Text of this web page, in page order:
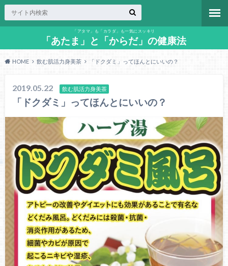
「アタマ」も「カラダ」も一気にスッキリ
「あたま」と「からだ」の健康法
HOME 飲む肌活力身美茶 「ドクダミ」ってほんとにいいの？
2019.05.22 飲む肌活力身美茶
「ドクダミ」ってほんとにいいの？